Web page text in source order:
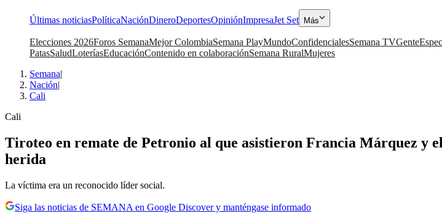
Últimas noticiasPolíticaNaciónDineroDeportesOpiniónImpresaJet Set Más
Elecciones 2026Foros SemanaMejor ColombiaSemana PlayMundoConfidencialesSemana TVGente
PatasSaludLoteríasEducaciónContenido en colaboraciónSemana RuralMujeres
Semana|
Nación|
Cali
Cali
Tiroteo en remate de Petronio al que asistieron Francia Márquez y
herida
La víctima era un reconocido líder social.
Siga las noticias de SEMANA en Google Discover y manténgase informado